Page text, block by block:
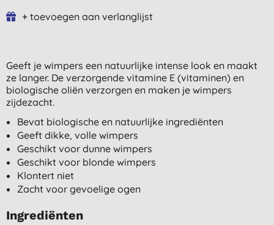
+ toevoegen aan verlanglijst
Geeft je wimpers een natuurlijke intense look en maakt
ze langer. De verzorgende vitamine E (vitaminen) en
biologische oliën verzorgen en maken je wimpers
zijdezacht.
Bevat biologische en natuurlijke ingrediënten
Geeft dikke, volle wimpers
Geschikt voor dunne wimpers
Geschikt voor blonde wimpers
Klontert niet
Zacht voor gevoelige ogen
Ingrediënten